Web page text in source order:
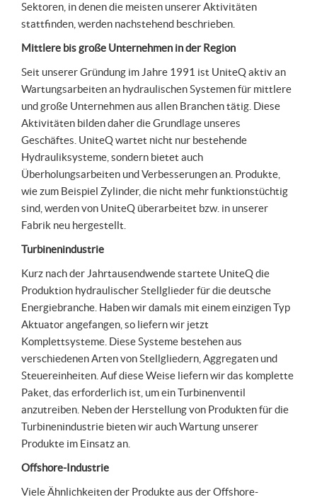
Sektoren, in denen die meisten unserer Aktivitäten
stattfinden, werden nachstehend beschrieben.
Mittlere bis große Unternehmen in der Region
Seit unserer Gründung im Jahre 1991 ist UniteQ aktiv an
Wartungsarbeiten an hydraulischen Systemen für mittlere
und große Unternehmen aus allen Branchen tätig. Diese
Aktivitäten bilden daher die Grundlage unseres
Geschäftes. UniteQ wartet nicht nur bestehende
Hydrauliksysteme, sondern bietet auch
Überholungsarbeiten und Verbesserungen an. Produkte,
wie zum Beispiel Zylinder, die nicht mehr funktionstüchtig
sind, werden von UniteQ überarbeitet bzw. in unserer
Fabrik neu hergestellt.
Turbinenindustrie
Kurz nach der Jahrtausendwende startete UniteQ die
Produktion hydraulischer Stellglieder für die deutsche
Energiebranche. Haben wir damals mit einem einzigen Typ
Aktuator angefangen, so liefern wir jetzt
Komplettsysteme. Diese Systeme bestehen aus
verschiedenen Arten von Stellgliedern, Aggregaten und
Steuereinheiten. Auf diese Weise liefern wir das komplette
Paket, das erforderlich ist, um ein Turbinenventil
anzutreiben. Neben der Herstellung von Produkten für die
Turbinenindustrie bieten wir auch Wartung unserer
Produkte im Einsatz an.
Offshore-Industrie
Viele Ähnlichkeiten der Produkte aus der Offshore-